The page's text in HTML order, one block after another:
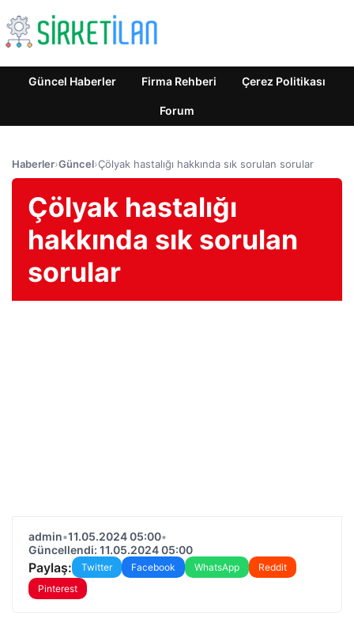
Güncel Haberler Firma Rehberi Çerez Politikası
Forum
Haberler›Güncel›Çölyak hastalığı hakkında sık sorulan sorular
Çölyak hastalığı
hakkında sık sorulan
sorular
admin•11.05.2024 05:00•
Güncellendi: 11.05.2024 05:00
Paylaş: Twitter Facebook WhatsApp
Reddit
Pinterest